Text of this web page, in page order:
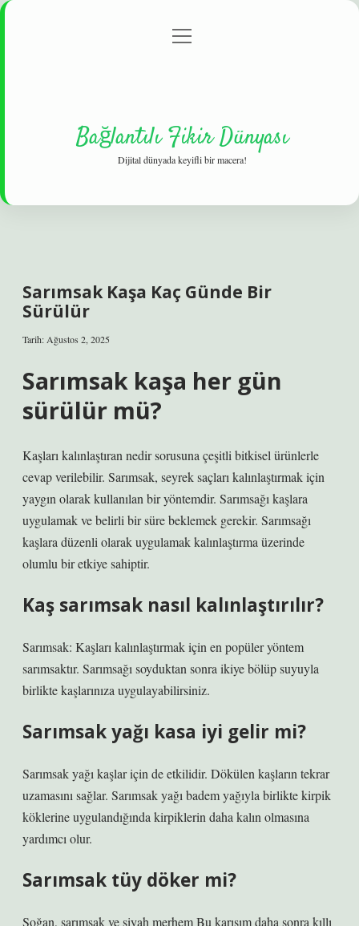
Gizlilik Politikası
menüyü
Bağlantılı Fikir Dünyası
Dijital dünyada keyifli bir macera!
Sarımsak Kaşa Kaç Günde Bir
Sürülür
Tarih: Ağustos 2, 2025
Sarımsak kaşa her gün
sürülür mü?
Kaşları kalınlaştıran nedir sorusuna çeşitli bitkisel ürünlerle
cevap verilebilir. Sarımsak, seyrek saçları kalınlaştırmak için
yaygın olarak kullanılan bir yöntemdir. Sarımsağı kaşlara
uygulamak ve belirli bir süre beklemek gerekir. Sarımsağı
kaşlara düzenli olarak uygulamak kalınlaştırma üzerinde
olumlu bir etkiye sahiptir.
Kaş sarımsak nasıl kalınlaştırılır?
Sarımsak: Kaşları kalınlaştırmak için en popüler yöntem
sarımsaktır. Sarımsağı soyduktan sonra ikiye bölüp suyuyla
birlikte kaşlarınıza uygulayabilirsiniz.
Sarımsak yağı kasa iyi gelir mi?
Sarımsak yağı kaşlar için de etkilidir. Dökülen kaşların tekrar
uzamasını sağlar. Sarımsak yağı badem yağıyla birlikte kirpik
köklerine uygulandığında kirpiklerin daha kalın olmasına
yardımcı olur.
Sarımsak tüy döker mi?
Soğan, sarımsak ve siyah merhem Bu karışım daha sonra kıllı